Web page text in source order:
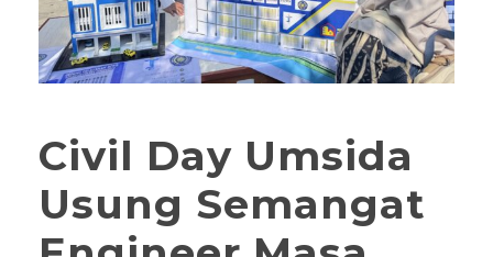
Civil Day Umsida
Usung Semangat